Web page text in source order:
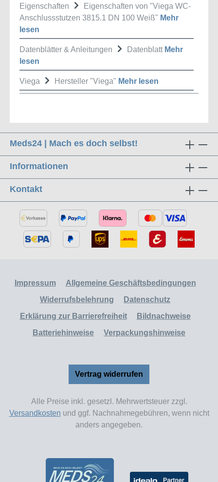
Eigenschaften
Eigenschaften von "Viega WC-
Anschlussstutzen 3815.1 DN 100 Weiß" Mehr
lesen
Datenblätter & Anleitungen Datenblatt Mehr
lesen
Viega Hersteller "Viega" Mehr lesen
Meds24 | Mach es doch selbst!
Informationen
Kontakt
Impressum
Allgemeine Geschäftsbedingungen
Widerrufsbelehrung
Datenschutz
Erklärung zur Barrierefreiheit
Bildnachweise
Batteriehinweise
Verpackungshinweise
Vertrag widerrufen
Alle Preise inkl. gesetzl. Mehrwertsteuer zzgl.
Versandkosten und ggf. Nachnahmegebühren, wenn nicht
anders angegeben.